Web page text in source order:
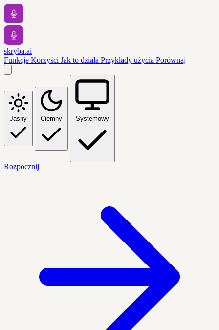
skryba.ai
Funkcje Korzyści Jak to działa Przykłady użycia Porównaj
Jasny Ciemny Systemowy
Rozpocznij